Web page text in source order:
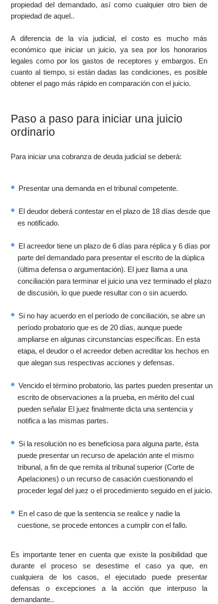
propiedad del demandado, así como cualquier otro bien de
propiedad de aquel..
A diferencia de la vía judicial, el costo es mucho más
económico que iniciar un juicio, ya sea por los honorarios
legales como por los gastos de receptores y embargos. En
cuanto al tiempo, si están dadas las condiciones, es posible
obtener el pago más rápido en comparación con el juicio.
Paso a paso para iniciar una juicio
ordinario
Para iniciar una cobranza de deuda judicial se deberá:
Presentar una demanda en el tribunal competente.
El deudor deberá contestar en el plazo de 18 días desde que
es notificado.
El acreedor tiene un plazo de 6 días para réplica y 6 días por
parte del demandado para presentar el escrito de la dúplica
(última defensa o argumentación). El juez llama a una
conciliación para terminar el juicio una vez terminado el plazo
de discusión, lo que puede resultar con o sin acuerdo.
Si no hay acuerdo en el período de conciliación, se abre un
período probatorio que es de 20 días, aunque puede
ampliarse en algunas circunstancias específicas. En esta
etapa, el deudor o el acreedor deben acreditar los hechos en
que alegan sus respectivas acciones y defensas.
Vencido el término probatorio, las partes pueden presentar un
escrito de observaciones a la prueba, en mérito del cual
pueden señalar El juez finalmente dicta una sentencia y
notifica a las mismas partes.
Si la resolución no es beneficiosa para alguna parte, ésta
puede presentar un recurso de apelación ante el mismo
tribunal, a fin de que remita al tribunal superior (Corte de
Apelaciones) o un recurso de casación cuestionando el
proceder legal del juez o el procedimiento seguido en el juicio.
En el caso de que la sentencia se realice y nadie la
cuestione, se procede entonces a cumplir con el fallo.
Es importante tener en cuenta que existe la posibilidad que
durante el proceso se desestime el caso ya que, en
cualquiera de los casos, el ejecutado puede presentar
defensas o excepciones a la acción que interpuso la
demandante..